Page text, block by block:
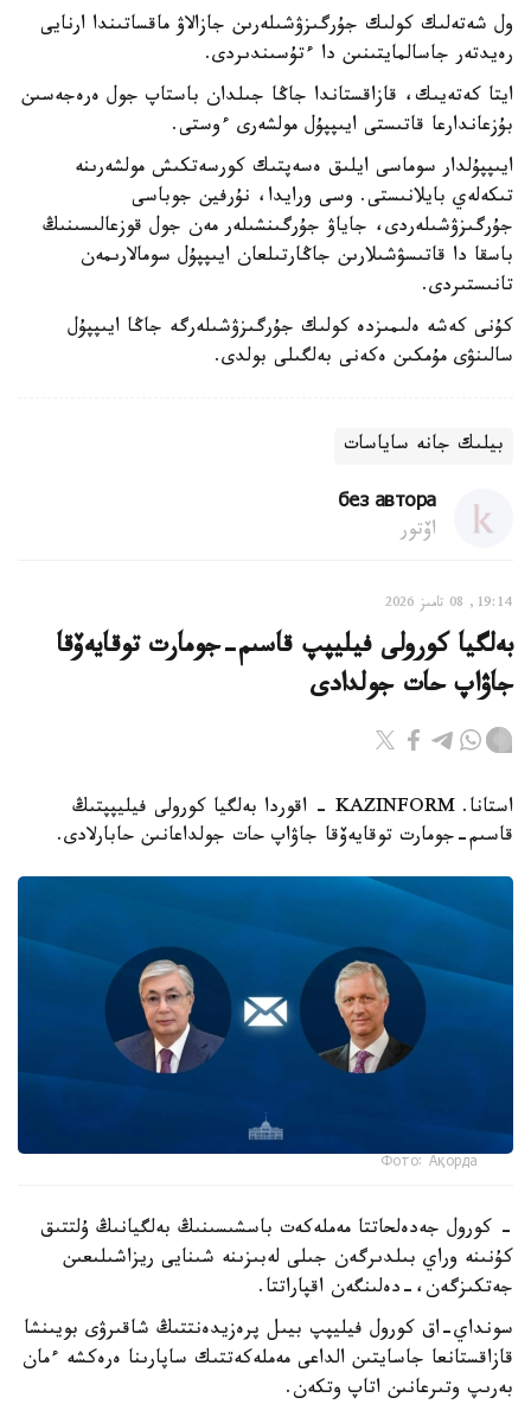
ول شەتەلىك كولىك جۇرگىزۋشىلەرىن جازالاۋ ماقساتىندا ارنايى
رەيدتەر جاسالمايتىنىن دا ءتۇسىندىردى.
ايتا كەتەيىك، قازاقستاندا جاڭا جىلدان باستاپ جول ەرەجەسىن
بۇزعاندارعا قاتىستى ايىپپۇل مولشەرى ءوستى.
ايىپپۇلدار سوماسى ايلىق ەسەپتىك كورسەتكىش مولشەرىنە
تىكەلەي بايلانىستى. وسى ورايدا، نۇرفين جوباسى
جۇرگىزۋشىلەردى، جاياۋ جۇرگىنشىلەر مەن جول قوزعالىسىنىڭ
باسقا دا قاتىسۋشىلارىن جاڭارتىلعان ايىپپۇل سومالارىمەن
تانىستىردى.
كۇنى كەشە ەلىمىزدە كولىك جۇرگىزۋشىلەرگە جاڭا ايىپپۇل
سالىنۋى مۇمكىن ەكەنى بەلگىلى بولدى.
بيلىك جانە ساياسات
без автора
اۆتور
19:14, 08 تامىز 2026
بەلگيا كورولى فيليپپ قاسىم-جومارت توقايەۆقا
جاۋاپ حات جولدادى
استانا. KAZINFORM - اقوردا بەلگيا كورولى فيليپپتىڭ
قاسىم-جومارت توقايەۆقا جاۋاپ حات جولداعانىن حابارلادى.
Фото: Ақорда
- كورول جەدەلحاتتا مەملەكەت باسشىسىنىڭ بەلگيانىڭ ۇلتتىق
كۇنىنە وراي بىلدىرگەن جىلى لەبىزىنە شىنايى ريزاشىلىعىن
جەتكىزگەن،-دەلىنگەن اقپاراتتا.
سونداي-اق كورول فيليپپ بيىل پرەزيدەنتتىڭ شاقىرۋى بويىنشا
قازاقستانعا جاسايتىن الداعى مەملەكەتتىك ساپارىنا ەرەكشە ءمان
بەرىپ وتىرعانىن اتاپ وتكەن.